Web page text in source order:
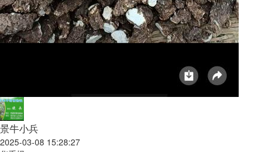
景牛小兵
2025-03-08 15:28:27